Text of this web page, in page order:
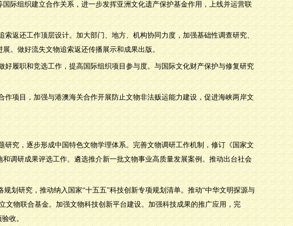
际组织建立合作关系，进一步发挥亚洲文化遗产保护基金作用，上线并运营联
返还工作顶层设计。加大部门、地方、机构协同力度，加强基础性调查研究、
。做好流失文物追索返还传播展示和成果出版。
履职和竞选工作，提高国际组织项目参与度。与国际文化财产保护与修复研究
项目，加强与港澳海关合作开展防止文物非法贩运能力建设，促进海峡两岸文
究，逐步形成中国特色文物学理体系。完善文物调研工作机制，修订《国家文
调研成果评选工作。遴选推介新一批文物事业高质量发展案例。推动出台社会
划研究，推动纳入国家“十五五”科技创新专项规划清单。推动“中华文明探源与
文物联合基金。加强文物科技创新平台建设。加强科技成果的推广应用，完
验收。